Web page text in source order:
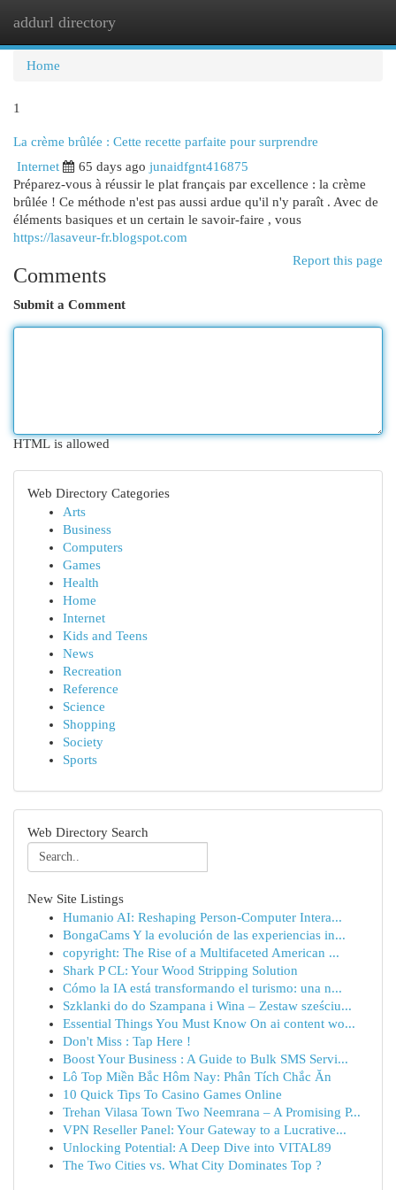
addurl directory
Home
1
La crème brûlée : Cette recette parfaite pour surprendre
Internet
65 days ago junaidfgnt416875
Préparez-vous à réussir le plat français par excellence : la crème
brûlée ! Ce méthode n'est pas aussi ardue qu'il n'y paraît . Avec de
éléments basiques et un certain le savoir-faire , vous
https://lasaveur-fr.blogspot.com
Report this page
Comments
Submit a Comment
HTML is allowed
Web Directory Categories
Arts
Business
Computers
Games
Health
Home
Internet
Kids and Teens
News
Recreation
Reference
Science
Shopping
Society
Sports
Web Directory Search
New Site Listings
Humanio AI: Reshaping Person-Computer Intera...
BongaCams Y la evolución de las experiencias in...
copyright: The Rise of a Multifaceted American ...
Shark P CL: Your Wood Stripping Solution
Cómo la IA está transformando el turismo: una n...
Szklanki do do Szampana i Wina – Zestaw sześciu...
Essential Things You Must Know On ai content wo...
Don't Miss : Tap Here !
Boost Your Business : A Guide to Bulk SMS Servi...
Lô Top Miền Bắc Hôm Nay: Phân Tích Chắc Ăn
10 Quick Tips To Casino Games Online
Trehan Vilasa Town Two Neemrana – A Promising P...
VPN Reseller Panel: Your Gateway to a Lucrative...
Unlocking Potential: A Deep Dive into VITAL89
The Two Cities vs. What City Dominates Top ?